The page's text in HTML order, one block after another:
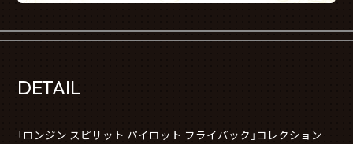
DETAIL
「ロンジン スピリット パイロット フライバック」コレクション